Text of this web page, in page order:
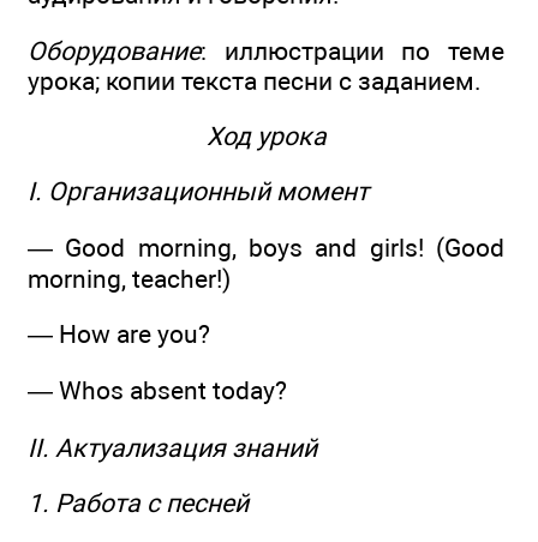
Оборудование: иллюстрации по теме
урока; копии текста песни с заданием.
Ход урока
I. Организационный момент
— Good morning, boys and girls! (Good
morning, teacher!)
— How are you?
— Whos absent today?
II. Актуализация знаний
1. Работа с песней